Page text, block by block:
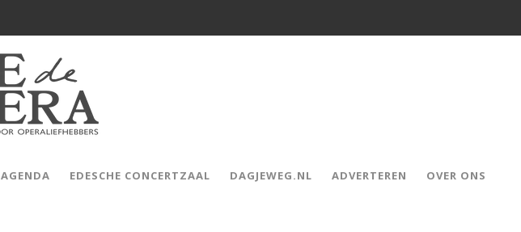
AGENDA EDESCHE CONCERTZAAL DAGJEWEG.NL ADVERTEREN OVER ONS